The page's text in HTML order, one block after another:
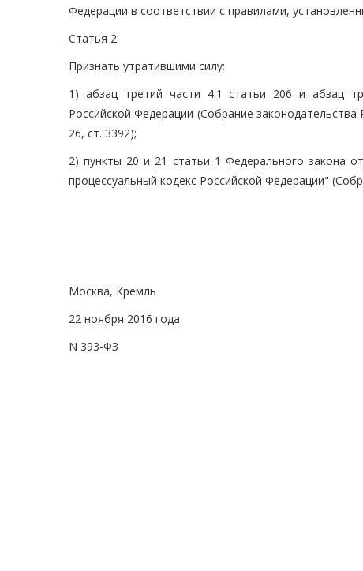
Федерации в соответствии с правилами,
Статья 2
Признать утратившими силу:
1) абзац третий части 4.1 статьи 206 и абзац
Российской Федерации (Собрание
26, ст. 3392);
2) пункты 20 и 21 статьи 1 Федерального закона
процессуальный кодекс Российской Федерации"
Москва, Кремль
22 ноября 2016 года
N 393-ФЗ